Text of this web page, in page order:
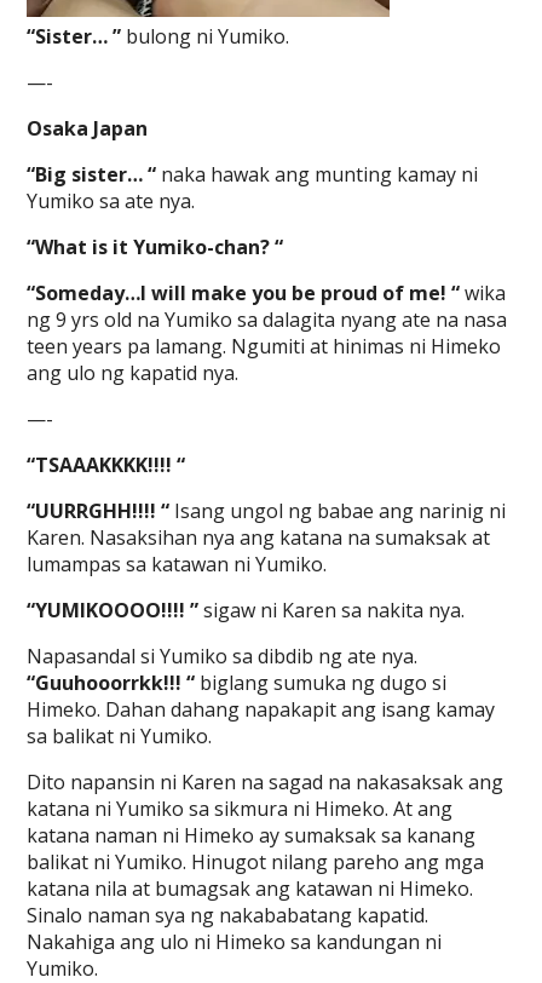
“Sister… ” bulong ni Yumiko.
—-
Osaka Japan
“Big sister… “ naka hawak ang munting kamay ni
Yumiko sa ate nya.
“What is it Yumiko-chan? “
“Someday…I will make you be proud of me! “wika
ng 9 yrs old na Yumiko sa dalagita nyang ate na nasa
teen years pa lamang. Ngumiti at hinimas ni Himeko
ang ulo ng kapatid nya.
—-
“TSAAAKKKK!!!! “
“UURRGHH!!!! “ Isang ungol ng babae ang narinig ni
Karen. Nasaksihan nya ang katana na sumaksak at
lumampas sa katawan ni Yumiko.
“YUMIKOOOO!!!! ”sigaw ni Karen sa nakita nya.
Napasandal si Yumiko sa dibdib ng ate nya.
“Guuhooorrkk!!! “ biglang sumuka ng dugo si
Himeko. Dahan dahang napakapit ang isang kamay
sa balikat ni Yumiko.
Dito napansin ni Karen na sagad na nakasaksak ang
katana ni Yumiko sa sikmura ni Himeko. At ang
katana naman ni Himeko ay sumaksak sa kanang
balikat ni Yumiko. Hinugot nilang pareho ang mga
katana nila at bumagsak ang katawan ni Himeko.
Sinalo naman sya ng nakababatang kapatid.
Nakahiga ang ulo ni Himeko sa kandungan ni
Yumiko.